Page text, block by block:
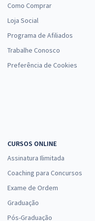
Como Comprar
Loja Social
Programa de Afiliados
Trabalhe Conosco
Preferência de Cookies
CURSOS ONLINE
Assinatura Ilimitada
Coaching para Concursos
Exame de Ordem
Graduação
Pós-Graduação